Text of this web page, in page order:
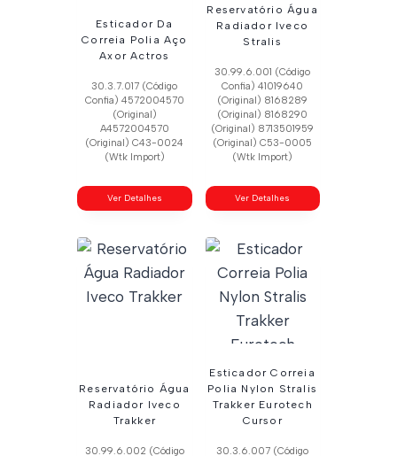
Esticador Da
Correia Polia Aço
Axor Actros
30.3.7.017 (Código
Confia) 4572004570
(Original)
A4572004570
(Original) C43-0024
(Wtk Import)
Ver Detalhes
Reservatório Água
Radiador Iveco
Stralis
30.99.6.001 (Código
Confia) 41019640
(Original) 8168289
(Original) 8168290
(Original) 8713501959
(Original) C53-0005
(Wtk Import)
Ver Detalhes
Reservatório Água
Radiador Iveco
Trakker
30.99.6.002 (Código
Esticador Correia
Polia Nylon Stralis
Trakker Eurotech
Cursor
30.3.6.007 (Código